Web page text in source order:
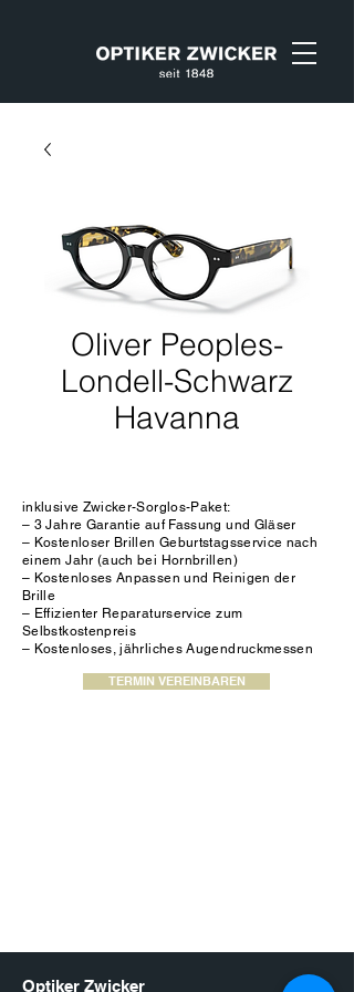
Oliver Peoples-
Londell-Schwarz
Havanna
inklusive Zwicker-Sorglos-Paket:
– 3 Jahre Garantie auf Fassung und Gläser
– Kostenloser Brillen Geburtstagsservice nach
einem Jahr (auch bei Hornbrillen)
– Kostenloses Anpassen und Reinigen der
Brille
– Effizienter Reparaturservice zum
Selbstkostenpreis
– Kostenloses, jährliches Augendruckmessen
TERMIN VEREINBAREN
Optiker Zwicker